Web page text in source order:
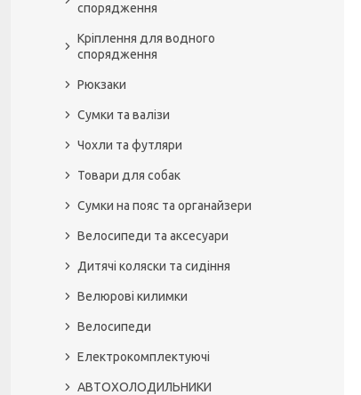
спорядження
Кріплення для водного
спорядження
Рюкзаки
Сумки та валізи
Чохли та футляри
Товари для собак
Сумки на пояс та органайзери
Велосипеди та аксесуари
Дитячі коляски та сидіння
Велюрові килимки
Велосипеди
Електрокомплектуючі
АВТОХОЛОДИЛЬНИКИ